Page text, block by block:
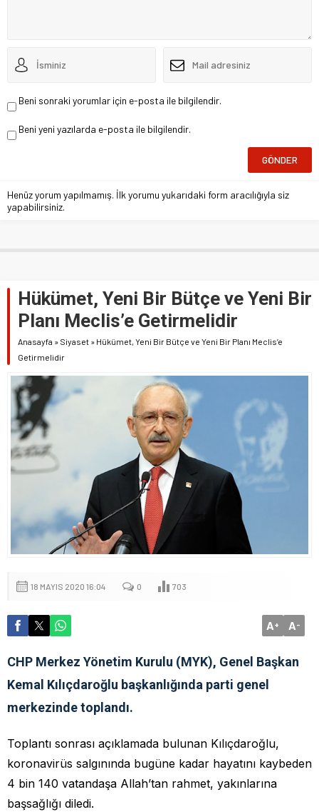
Beni sonraki yorumlar için e-posta ile bilgilendir.
Beni yeni yazılarda e-posta ile bilgilendir.
Henüz yorum yapılmamış. İlk yorumu yukarıdaki form aracılığıyla siz
yapabilirsiniz.
Hükümet, Yeni Bir Bütçe ve Yeni Bir
Planı Meclis’e Getirmelidir
Anasayfa » Siyaset » Hükümet, Yeni Bir Bütçe ve Yeni Bir Planı Meclis’e
Getirmelidir
18 MAYIS 2020 16:04 0 703
A+ A-
CHP Merkez Yönetim Kurulu (MYK), Genel Başkan
Kemal Kılıçdaroğlu başkanlığında parti genel
merkezinde toplandı.
Toplantı sonrası açıklamada bulunan Kılıçdaroğlu,
koronavirüs salgınında bugüne kadar hayatını kaybeden
4 bin 140 vatandaşa Allah’tan rahmet, yakınlarına
başsağlığı diledi.